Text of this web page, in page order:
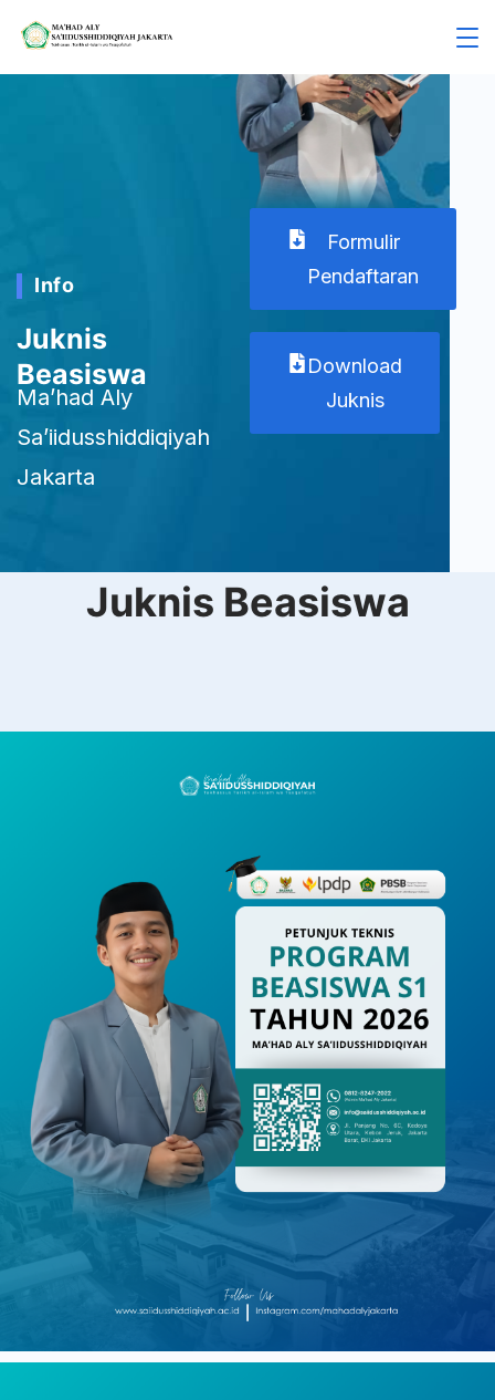
Info
Juknis
Beasiswa
Ma’had Aly
Sa’iidusshiddiqiyah
Jakarta
Formulir
Pendaftaran
Download
Juknis
Juknis Beasiswa